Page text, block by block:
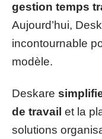
gestion temps
Aujourd’hui,
incontournable
modèle.
Deskare
de travail et la
solutions